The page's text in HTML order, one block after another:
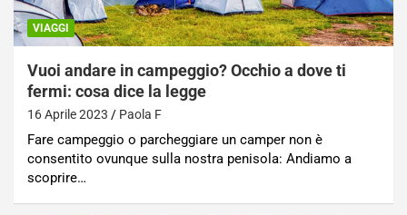
VIAGGI
Vuoi andare in campeggio? Occhio a dove ti
fermi: cosa dice la legge
16 Aprile 2023 Paola F
Fare campeggio o parcheggiare un camper non è
consentito ovunque sulla nostra penisola: Andiamo a
scoprire…